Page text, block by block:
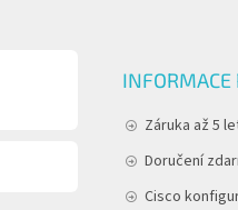
INFORMACE
Záruka až 5
Doručení
Cisco